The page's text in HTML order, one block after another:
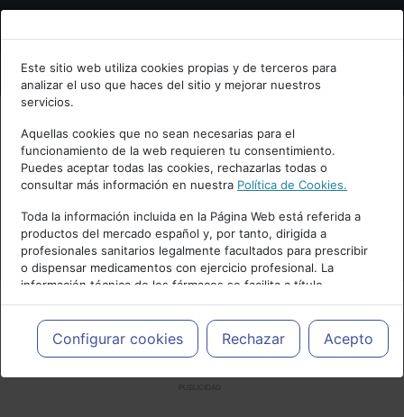
Bienvenid@ a psiquiatria.com
Escribe tu Email
Accede o regístrate con tu email.
Cancelar
Este sitio web utiliza cookies propias y de terceros para
analizar el uso que haces del sitio y mejorar nuestros
servicios.
Aquellas cookies que no sean necesarias para el
funcionamiento de la web requieren tu consentimiento.
Puedes aceptar todas las cookies, rechazarlas todas o
consultar más información en nuestra Política de Cookies.
Toda la información incluida en la Página Web está referida a
productos del mercado español y, por tanto, dirigida a
profesionales sanitarios legalmente facultados para prescribir
o dispensar medicamentos con ejercicio profesional. La
información técnica de los fármacos se facilita a título
meramente informativo, siendo responsabilidad de los
profesionales facultados prescribir medicamentos y decidir, en
cada caso concreto, el tratamiento más adecuado a las
necesidades del paciente.
Configurar cookies Rechazar Acepto